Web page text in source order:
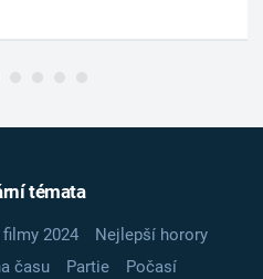
témata
2024
Nejlepší horory
času Partie
Počasí